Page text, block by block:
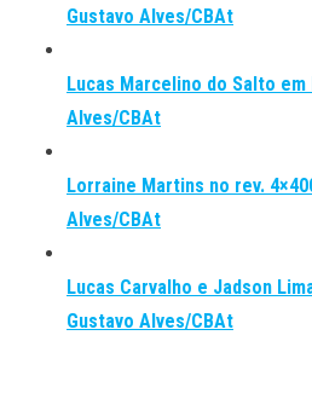
Gustavo Alves/CBAt
Lucas Marcelino do Salto
Alves/CBAt
Lorraine Martins no rev.
Alves/CBAt
Lucas Carvalho e Jadson
Gustavo Alves/CBAt